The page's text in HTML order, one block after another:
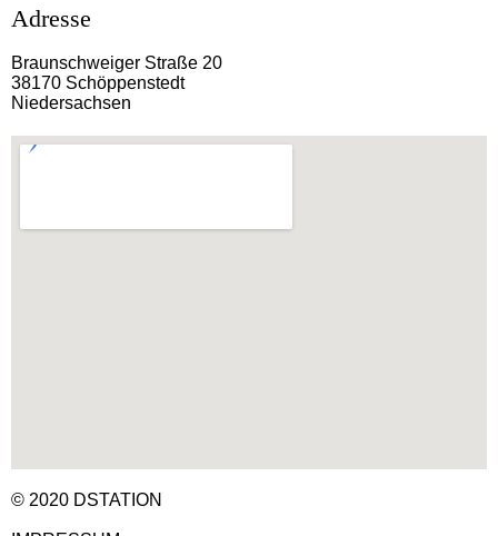
Adresse
Braunschweiger Straße 20
38170 Schöppenstedt
Niedersachsen
© 2020 DSTATION